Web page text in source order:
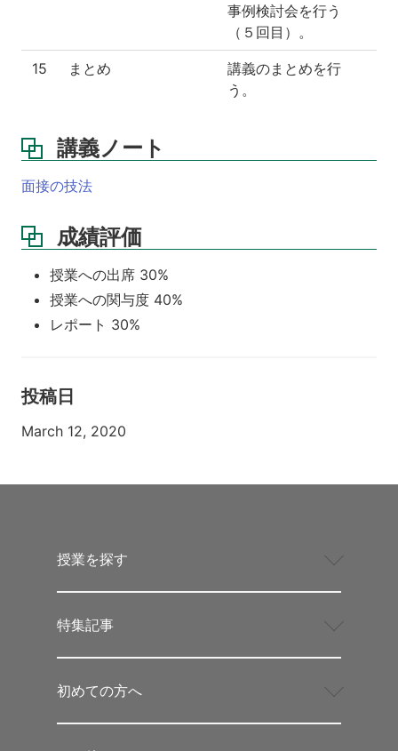
事例検討会を行う
（５回目）。
15 まとめ
講義のまとめを行
う。
講義ノート
面接の技法
成績評価
授業への出席 30%
授業への関与度 40%
レポート 30%
投稿日
March 12, 2020
授業を探す
特集記事
初めての方へ